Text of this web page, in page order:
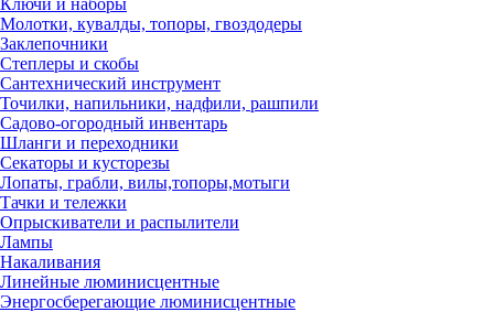
Ключи и наборы
Молотки, кувалды, топоры, гвоздодеры
Заклепочники
Степлеры и скобы
Сантехнический инструмент
Точилки, напильники, надфили, рашпили
Садово-огородный инвентарь
Шланги и переходники
Секаторы и кусторезы
Лопаты, грабли, вилы,топоры,мотыги
Тачки и тележки
Опрыскиватели и распылители
Лампы
Накаливания
Линейные люминисцентные
Энергосберегающие люминисцентные